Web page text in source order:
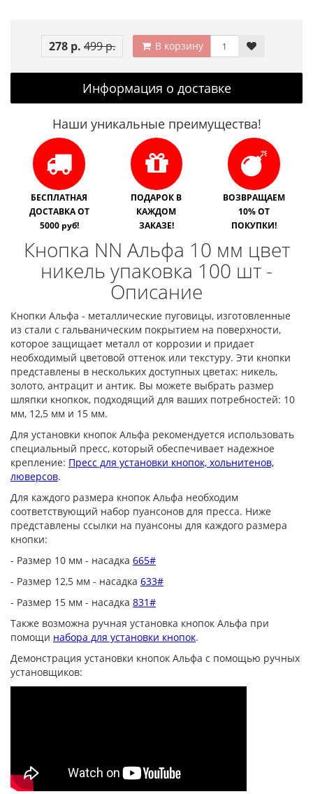
278 р. 499 р. В корзину
Информация о доставке
Наши уникальные преимущества!
БЕСПЛАТНАЯ
ДОСТАВКА ОТ
5000 руб!
ПОДАРОК В
КАЖДОМ
ЗАКАЗЕ!
ВОЗВРАЩАЕМ
10% ОТ
ПОКУПКИ!
Кнопка NN Альфа 10 мм цвет
никель упаковка 100 шт -
Описание
Кнопки Альфа - металлические пуговицы, изготовленные
из стали с гальваническим покрытием на поверхности,
которое защищает металл от коррозии и придает
необходимый цветовой оттенок или текстуру. Эти кнопки
представлены в нескольких доступных цветах: никель,
золото, антрацит и антик. Вы можете выбрать размер
шляпки кнопкок, подходящий для ваших потребностей: 10
мм, 12,5 мм и 15 мм.
Для установки кнопок Альфа рекомендуется использовать
специальный пресс, который обеспечивает надежное
крепление: Пресс для установки кнопок, хольнитенов,
люверсов.
Для каждого размера кнопок Альфа необходим
соответствующий набор пуансонов для пресса. Ниже
представлены ссылки на пуансоны для каждого размера
кнопки:
- Размер 10 мм - насадка 665#
- Размер 12,5 мм - насадка 633#
- Размер 15 мм - насадка 831#
Также возможна ручная установка кнопок Альфа при
помощи набора для установки кнопок.
Демонстрация установки кнопок Альфа с помощью ручных
установщиков: